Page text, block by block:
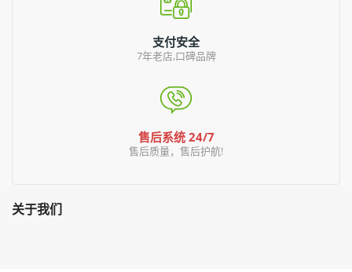
支付安全
7年老店,口碑品牌
售后系统 24/7
售后质量，售后护航!
关于我们